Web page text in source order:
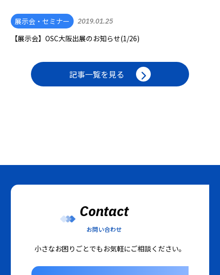
展示会・セミナー 2019.01.25
【展示会】OSC大阪出展のお知らせ(1/26)
記事一覧を見る
Contact
お問い合わせ
小さなお困りごとでもお気軽にご相談ください。